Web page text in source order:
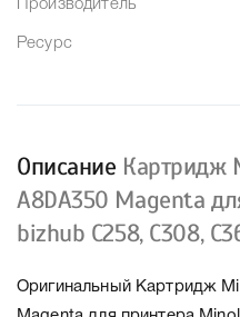
Производитель
Ресурс
Описание Картридж
A8DA350 Magenta
bizhub C258, C308,
Оригинальный Картридж